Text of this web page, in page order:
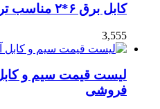
کابل برق ۶*۲ مناسب ترین قیمت بازار
3,555
لیست قیمت سیم و
فروشی